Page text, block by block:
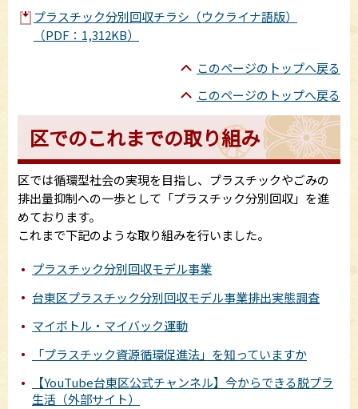
プラスチック分別回収チラシ（ウクライナ語版）
（PDF：1,312KB）
このページのトップへ戻る
このページのトップへ戻る
区でのこれまでの取り組み
区では循環型社会の実現を目指し、プラスチックやごみの
排出量抑制への一歩として「プラスチック分別回収」を進
めております。
これまで下記のような取り組みを行いました。
プラスチック分別回収モデル事業
台東区プラスチック分別回収モデル事業排出実態調査
マイボトル・マイバック運動
「プラスチック資源循環促進法」を知っていますか
【YouTube台東区公式チャンネル】今からできる脱プラ
生活（外部サイト）